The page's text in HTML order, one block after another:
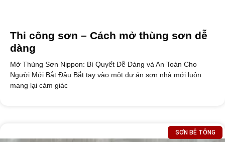
Thi công sơn – Cách mở thùng sơn dễ
dàng
Mở Thùng Sơn Nippon: Bí Quyết Dễ Dàng và An Toàn Cho
Người Mới Bắt Đầu Bắt tay vào một dự án sơn nhà mới luôn
mang lại cảm giác
SƠN BÊ TÔNG